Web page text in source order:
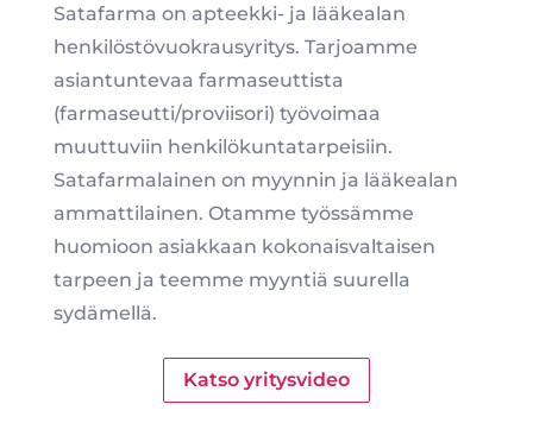
Satafarma on apteekki- ja lääkealan
henkilöstövuokrausyritys. Tarjoamme
asiantuntevaa farmaseuttista
(farmaseutti/proviisori) työvoimaa
muuttuviin henkilökuntatarpeisiin.
Satafarmalainen on myynnin ja lääkealan
ammattilainen. Otamme työssämme
huomioon asiakkaan kokonaisvaltaisen
tarpeen ja teemme myyntiä suurella
sydämellä.
Katso yritysvideo